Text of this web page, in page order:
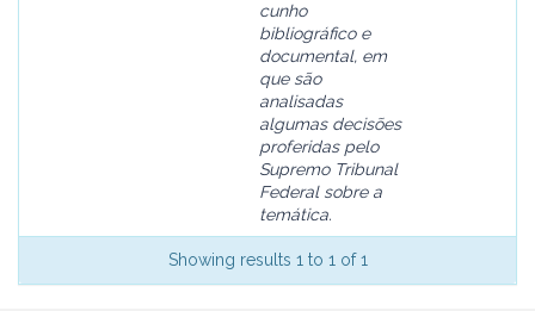
cunho
bibliográfico e
documental, em
que são
analisadas
algumas decisões
proferidas pelo
Supremo Tribunal
Federal sobre a
temática.
Showing results 1 to 1 of 1